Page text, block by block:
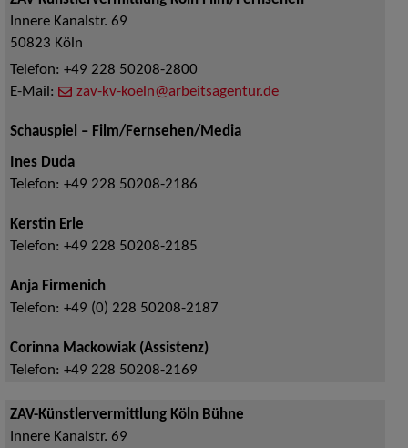
Innere Kanalstr. 69
50823 Köln
Telefon: +49 228 50208-2800
E-Mail:
zav-kv-koeln@arbeitsagentur.de
Schauspiel – Film/Fernsehen/Media
Ines Duda
Telefon: +49 228 50208-2186
Kerstin Erle
Telefon: +49 228 50208-2185
Anja Firmenich
Telefon: +49 (0) 228 50208-2187
Corinna Mackowiak (Assistenz)
Telefon: +49 228 50208-2169
ZAV-Künstlervermittlung Köln Bühne
Innere Kanalstr. 69